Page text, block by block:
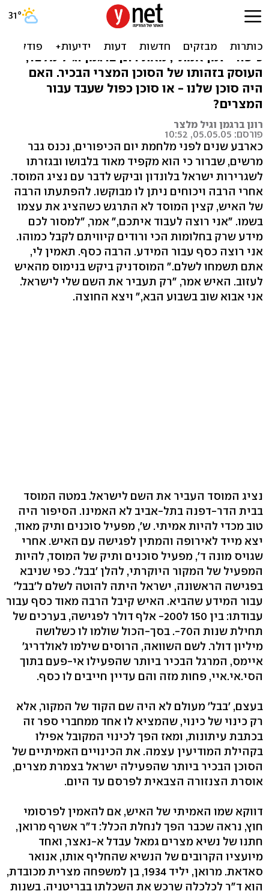
מי אתה הסוכן "בבל"?
קטע נרחב מהפרק מתוך הספר "מלחמת יום
כיפור- זמן אמת", מאת רונן ברגמן וגיל מלצר,
העוסק בזהותו של הסוכן המצרי הבכיר. האם
היה סוכן שלנו - או סוכן כפול שעבד עבור
המצרים?
רונן ברגמן וגיל מלצר
פורסם: 05.05.05, 10:52
כארבע שנים לפני מלחמת יום הכיפורים, נכנס גבר
מרשים, שברור כי הוא מקפיד מאוד בלבושו ובגזרתו
לשגרירות ישראל בלונדון וביקש לדבר עם נציג המוסד.
אחרי הרבה ויכוחים ניתן לו מבוקשו. להפתעתו הרבה
של האיש, קצין המוסד לא התרגש כשהציג את עצמו
בשמו. "אני רוצה לעבוד איתכם," אמר, "למסור לכם
מידע שרק בחלומות הכי ורודים קיוויתם לקבל כמוהו.
אני רוצה כסף עבור המידע. הרבה כסף. תאמין לי,
אתם תשמחו לשלם." המוסדניק ביקש בנימוס מהאיש
לעזוב. האיש אמר, "רק תעביר את השם שלי לישראל.
אני אבוא שוב בשבוע הבא," ויצא החוצה.
נציג המוסד העביר את השם לישראל. במטה המוסד
בבית הדר-דפנה בתל-אביב לא האמינו. הסיפור היה
טוב מכדי להיות אמיתי. ש', מפעיל סוכנים ותיק מאוד,
יצא מייד לאירופה והמתין לפגישה עם האיש. אחרי
שגויס מונה ד', מפעיל סוכנים ותיק של המוסד, להיות
המפעיל של המקור היוקרתי, להלן 'בבל'. כפי שניבא
בפגישה הראשונה, ישראל היתה להוטה לשלם ל'בבל'
עבור המידע שהביא. האיש קיבל הרבה מאוד כסף עבור
עבודתו: בין 150 ל200- אלף דולר לפגישה, בערכים של
תחילת שנות ה70-. בסך-הכול שולמו לו כשלושה
מיליון דולר. לשם השוואה, הרוסים שילמו לאולדריג'
איימס, המרגל הבכיר ביותר שהפעילו אי-פעם בתוך
הסי.אי.איי, פחות מזה והם עדיין חייבים לו כסף.
בעצם, 'בבל' מעולם לא היה שם הקוד של המקור, אלא
רק כינוי של כינוי, שהמציא לו אחד ממחברי ספר זה
בכתבת עיתונות, ומאז הפך לכינוי המקובל אפילו
בקהילת המודיעין עצמה. את הכינויים האמיתיים של
הסוכן הבכיר ביותר שהפעילה ישראל בצמרת מצרים,
אוסרת הצנזורה הצבאית לפרסם עד היום.
דווקא שמו האמיתי של האיש, אם להאמין לפרסומי
חוץ, נראה שכבר הפך לנחלת הכלל: ד"ר אשרף מרואן,
חתנו של נשיא מצרים גמאל עבדל א-נאצר, ואחד
מיועציו הקרובים של הנשיא שהחליף אותו, אנואר
סאדאת. מרואן, יליד 1934, בן למשפחה מצרית מכובדת,
הוא ד"ר לכלכלה שרכש את השכלתו בבריטניה. בשנות